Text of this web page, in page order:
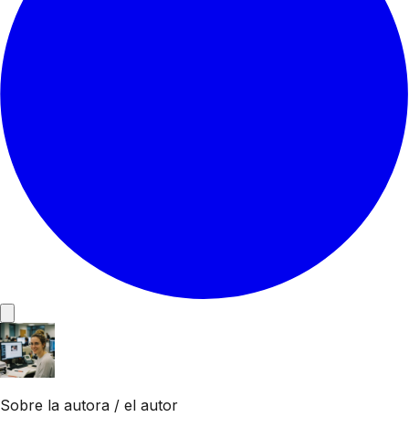
Sobre la autora / el autor